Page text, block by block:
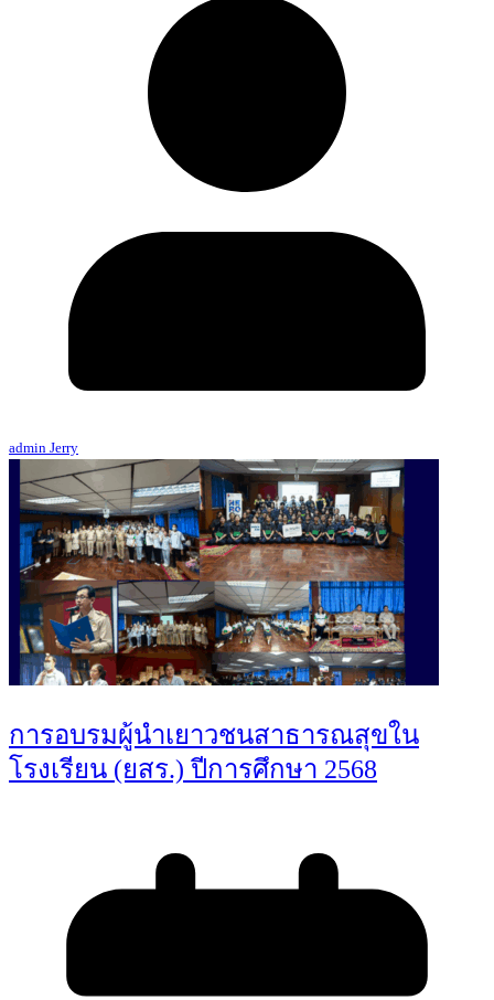
admin Jerry
การอบรมผู้นำเยาวชนสาธารณสุขใน
โรงเรียน (ยสร.) ปีการศึกษา 2568